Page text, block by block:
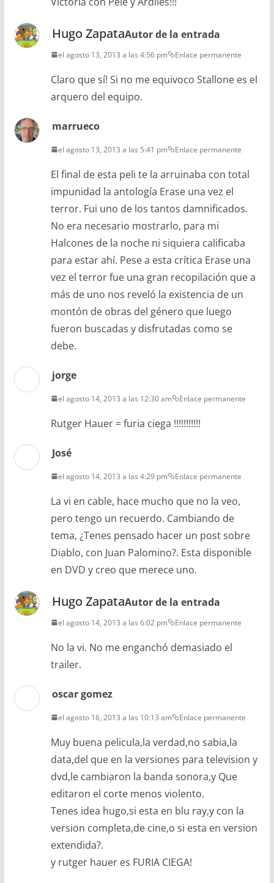
Hugo ZapataAutor de la entrada
el agosto 13, 2013 a las 4:56 pm Enlace permanente
Claro que sí! Si no me equivoco Stallone es el
arquero del equipo.
marrueco
el agosto 13, 2013 a las 5:41 pm Enlace permanente
El final de esta peli te la arruinaba con total
impunidad la antología Erase una vez el
terror. Fui uno de los tantos damnificados.
No era necesario mostrarlo, para mi
Halcones de la noche ni siquiera calificaba
para estar ahí. Pese a esta crítica Erase una
vez el terror fue una gran recopilación que a
más de uno nos reveló la existencia de un
montón de obras del género que luego
fueron buscadas y disfrutadas como se
debe.
jorge
el agosto 14, 2013 a las 12:30 am Enlace permanente
Rutger Hauer = furia ciega !!!!!!!!!!!
José
el agosto 14, 2013 a las 4:29 pm Enlace permanente
La vi en cable, hace mucho que no la veo,
pero tengo un recuerdo. Cambiando de
tema, ¿Tenes pensado hacer un post sobre
Diablo, con Juan Palomino?. Esta disponible
en DVD y creo que merece uno.
Hugo ZapataAutor de la entrada
el agosto 14, 2013 a las 6:02 pm Enlace permanente
No la vi. No me enganchó demasiado el
trailer.
oscar gomez
el agosto 16, 2013 a las 10:13 am Enlace permanente
Muy buena pelicula,la verdad,no sabia,la
data,del que en la versiones para television y
dvd,le cambiaron la banda sonora,y Que
editaron el corte menos violento.
Tenes idea hugo,si esta en blu ray,y con la
version completa,de cine,o si esta en version
extendida?.
y rutger hauer es FURIA CIEGA!